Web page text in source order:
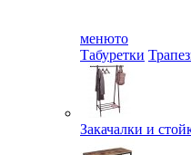
менюто
Табуретки
Закачалки и